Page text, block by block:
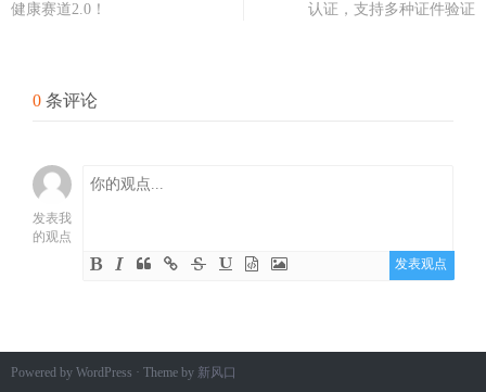
健康赛道2.0！
认证，支持多种证件验证
0 条评论
发表我
的观点
发表观点
Powered by WordPress · Theme by 新风口